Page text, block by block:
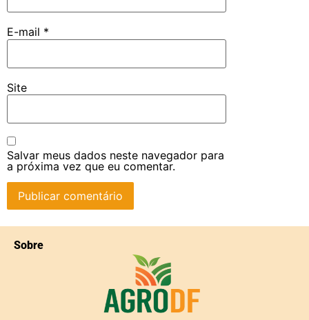
E-mail *
Site
Salvar meus dados neste navegador para
a próxima vez que eu comentar.
Sobre